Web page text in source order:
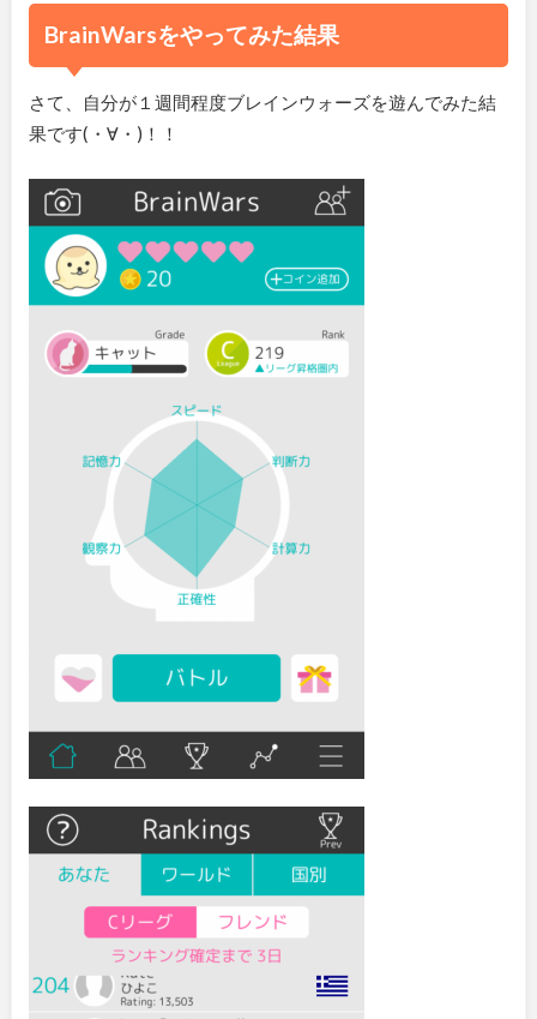
BrainWarsをやってみた結果
さて、自分が１週間程度ブレインウォーズを遊んでみた結
果です(・∀・)！！